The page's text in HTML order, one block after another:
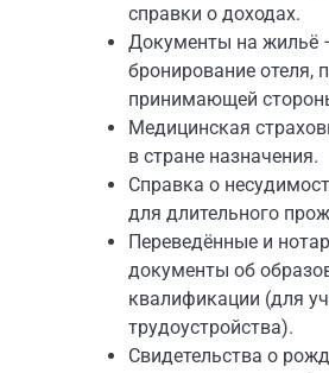
справки о доходах.
Документы на жильё
бронирование отеля,
принимающей
Медицинская
в стране назначения.
Справка о
для длительного
Переведённые и
документы об
квалификации (для
трудоустройства).
Свидетельства о